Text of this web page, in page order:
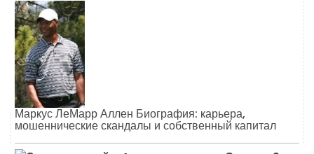
Маркус ЛеМарр Аллен Биография: карьера,
мошеннические скандалы и собственный капитал